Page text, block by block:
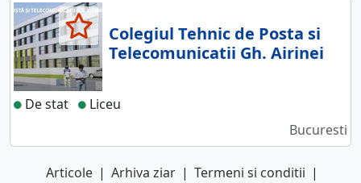
Colegiul Tehnic de Posta si
Telecomunicatii Gh. Airinei
De stat
Liceu
Bucuresti
Articole | Arhiva ziar | Termeni si conditii |